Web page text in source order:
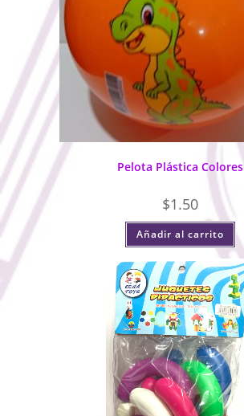
Pelota Plástica Colores
$1.50
Añadir al carrito